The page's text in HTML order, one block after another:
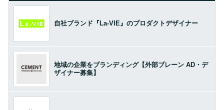
自社ブランド『La-VIE』のプロダクトデザイナー
地域の企業をブランディング【外部ブレーン AD・デ
ザイナー募集】